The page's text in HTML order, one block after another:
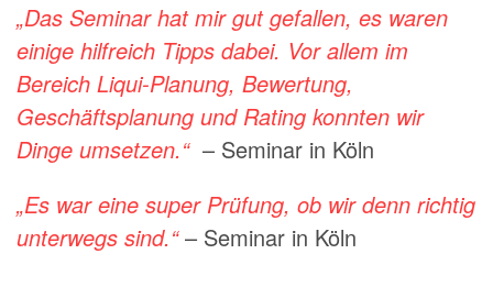
„Das Seminar hat mir gut gefallen, es waren
einige hilfreich Tipps dabei. Vor allem im
Bereich Liqui-Planung, Bewertung,
Geschäftsplanung und Rating konnten wir
Dinge umsetzen.“ – Seminar in Köln
„Es war eine super Prüfung, ob wir denn richtig
unterwegs sind.“– Seminar in Köln